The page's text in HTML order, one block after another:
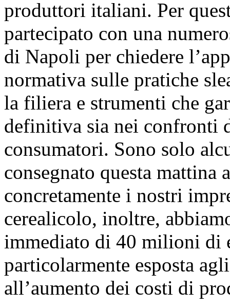
produttori italiani. Per
partecipato con una
di Napoli per chiedere
normativa sulle pratiche
la filiera e strumenti che
definitiva sia nei confronti
consumatori. Sono solo
consegnato questa mattina
concretamente i nostri
cerealicolo, inoltre,
immediato di 40 milioni di
particolarmente esposta
all’aumento dei costi di